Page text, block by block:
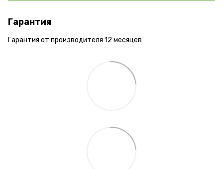
Гарантия
Гарантия от производителя 12 месяцев